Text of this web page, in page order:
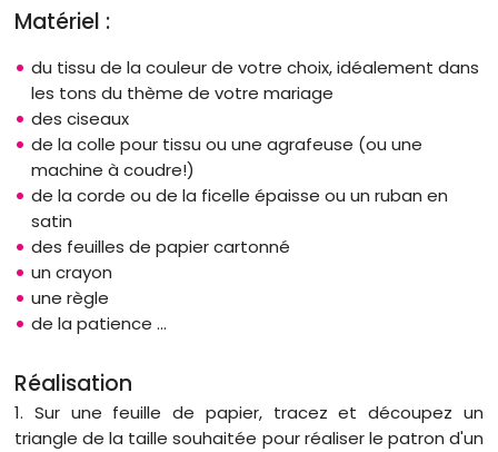
Matériel :
du tissu de la couleur de votre choix, idéalement dans
les tons du thème de votre mariage
des ciseaux
de la colle pour tissu ou une agrafeuse (ou une
machine à coudre!)
de la corde ou de la ficelle épaisse ou un ruban en
satin
des feuilles de papier cartonné
un crayon
une règle
de la patience ...
Réalisation
1. Sur une feuille de papier, tracez et découpez un
triangle de la taille souhaitée pour réaliser le patron d'un